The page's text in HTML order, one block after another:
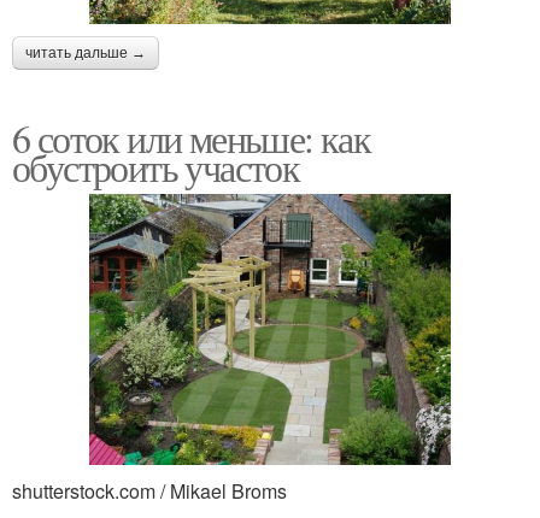
читать дальше →
6 соток или меньше: как
обустроить участок
shutterstock.com / Mikael Broms